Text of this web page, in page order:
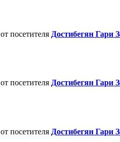
от посетителя Достибегян Гари
от посетителя Достибегян Гари
от посетителя Достибегян Гари